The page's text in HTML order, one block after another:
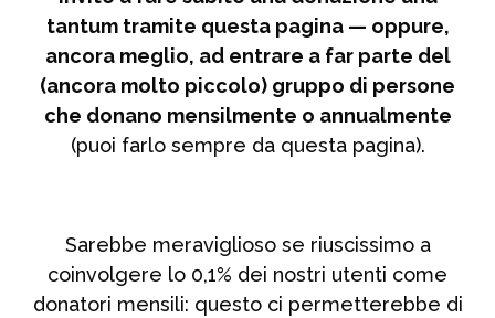
tantum tramite questa pagina — oppure,
ancora meglio, ad entrare a far parte del
(ancora molto piccolo) gruppo di persone
che donano mensilmente o annualmente
(puoi farlo sempre da questa pagina).
Sarebbe meraviglioso se riuscissimo a
coinvolgere lo 0,1% dei nostri utenti come
donatori mensili: questo ci permetterebbe di